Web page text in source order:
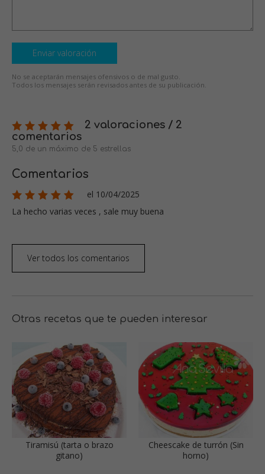
Enviar valoración
No se aceptarán mensajes ofensivos o de mal gusto.
Todos los mensajes serán revisados antes de su publicación.
2 valoraciones / 2
comentarios
5,0 de un máximo de 5 estrellas
Comentarios
el 10/04/2025
La hecho varias veces , sale muy buena
Ver todos los comentarios
Otras recetas que te pueden interesar
Tiramisú (tarta o brazo
gitano)
Cheescake de turrón (Sin
horno)